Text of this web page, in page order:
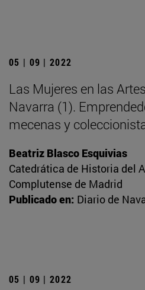
05 | 09 | 2022
Las Mujeres en las
Navarra (1).
mecenas y
Beatriz Blasco Esquivias
Catedrática de Historia del
Complutense de Madrid
Publicado en: Diario de
05 | 09 | 2022